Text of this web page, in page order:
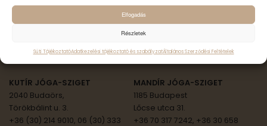
Elfogadás
Részletek
Süti TájékoztatóAdatkezelési tájékoztató és szabályzatÁltalános Szerződési Feltételek
Feliratkozás
ॐ Sivánanda Jóga Országszerte
KUTÍR JÓGA-SZIGET
2040 Budaörs,
Törökbálint u. 3.
+36 (30) 214 9010, 06 (30) 333
MANDÍR JÓGA-SZIGET
1185 Budapest
Lőcse utca 31.
+36 70 317 7242, +36 30 658